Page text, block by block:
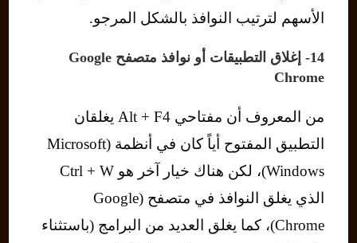
الأسهم لترتيب النوافذ بالشكل المرجو.
14- إغلاق التطبيقات أو نوافذ متصفح Google
Chrome
من المعروف أن مفتاحي Alt + F4 يغلقان
التطبيق المفتوح أياً كان في أنظمة (Microsoft
Windows)، لكن هناك خيار آخر هو Ctrl + W
الذي يغلق النوافذ في متصفح (Google
Chrome)، كما يغلق العديد من البرامج (باستثناء